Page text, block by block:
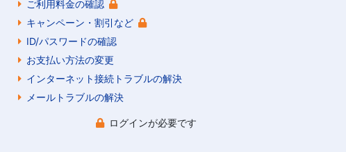
ご利用料金の確認
キャンペーン・割引など
ID/パスワードの確認
お支払い方法の変更
インターネット接続トラブルの解決
メールトラブルの解決
ログインが必要です